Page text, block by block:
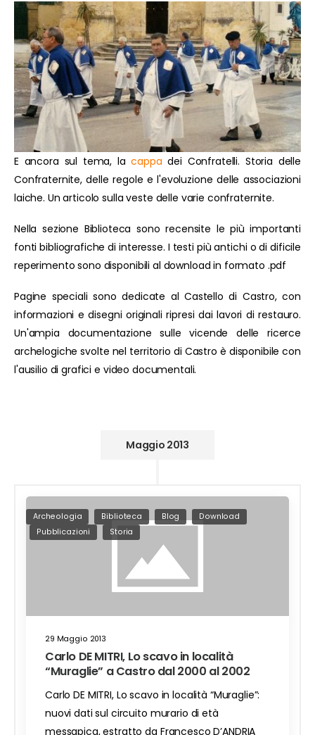
E ancora sul tema, lacappa dei Confratelli. Storia delle
Confraternite, delle regole e l'evoluzione delle associazioni
laiche. Un articolo sulla veste delle varie confraternite.
Nella sezione Biblioteca sono recensite le più importanti
fonti bibliografiche di interesse. I testi più antichi o di dificile
reperimento sono disponibili al download in formato .pdf
Pagine speciali sono dedicate al Castello di Castro, con
informazioni e disegni originali ripresi dai lavori di restauro.
Un'ampia documentazione sulle vicende delle ricerce
archelogiche svolte nel territorio di Castro è disponibile con
l'ausilio di grafici e video documentali.
Maggio 2013
29 Maggio 2013
Archeologia Biblioteca Blog
Download
Pubblicazioni
Storia
Carlo DE MITRI, Lo scavo in località
“Muraglie” a Castro dal 2000 al 2002
Carlo DE MITRI, Lo scavo in località “Muraglie”:
nuovi dati sul circuito murario di età
messapica, estratto da Francesco D’ANDRIA